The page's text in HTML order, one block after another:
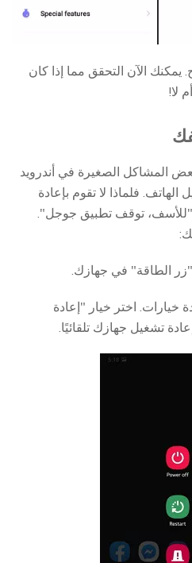
يمكنك الآن التحقق مما إذا كان
لا!
المشاكل الصغيرة في أندرويد
فلماذا لا تقوم بإعادة
توقف تطبيق جوجل".
الطاقة" في جهازك.
خيارات. اختر خيار "إعادة
تشغيل جهازك تلقائيًا.